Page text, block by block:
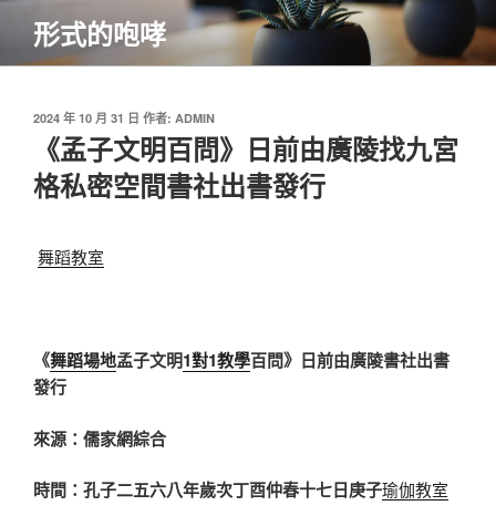
主
形式的咆哮
發
2024 年 10 月 31 日 作者: ADMIN
《孟子文明百問》日前由廣陵找九宮
格私密空間書社出書發行
舞蹈教室
《舞蹈場地孟子文明1對1教學百問》日前由廣陵書社出書
發行
來源：儒家網綜合
時間：孔子二五六八年歲次丁酉仲春十七日庚子瑜伽教室